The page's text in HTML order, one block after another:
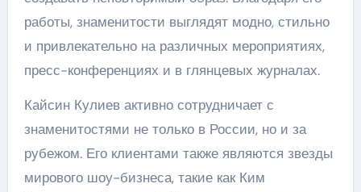
работы, знаменитости выглядят модно, стильно
и привлекательно на различных мероприятиях,
пресс-конференциях и в глянцевых журналах.
Кайсин Кулиев активно сотрудничает с
знаменитостями не только в России, но и за
рубежом. Его клиентами также являются звезды
мирового шоу-бизнеса, такие как Ким